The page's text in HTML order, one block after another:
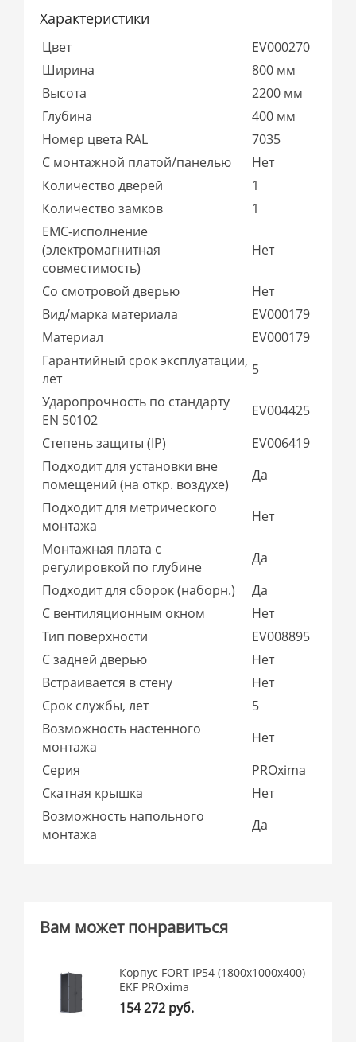
Характеристики
Цвет
EV000270
Ширина
800 мм
Высота
2200 мм
Глубина
400 мм
Номер цвета RAL
7035
С монтажной платой/панелью
Нет
Количество дверей
1
Количество замков
1
EMC-исполнение
(электромагнитная
совместимость)
Нет
Со смотровой дверью
Нет
Вид/марка материала
EV000179
Материал
EV000179
Гарантийный срок эксплуатации,
лет
5
Ударопрочность по стандарту
EN 50102
EV004425
Степень защиты (IP)
EV006419
Подходит для установки вне
помещений (на откр. воздухе)
Да
Подходит для метрического
монтажа
Нет
Монтажная плата с
регулировкой по глубине
Да
Подходит для сборок (наборн.)
Да
С вентиляционным окном
Нет
Тип поверхности
EV008895
С задней дверью
Нет
Встраивается в стену
Нет
Срок службы, лет
5
Возможность настенного
монтажа
Нет
Серия
PROxima
Скатная крышка
Нет
Возможность напольного
монтажа
Да
Вам может понравиться
Корпус FORT IP54 (1800x1000x400)
EKF PROxima
154 272 руб.